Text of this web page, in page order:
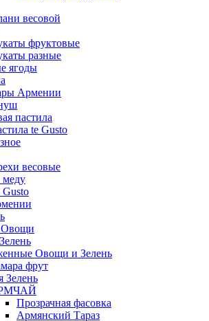
весовой
фруктовые
разные
ягоды
Армении
пастила
te Gusto
весовые
Gusto
Овощи и Зелень
фрут
Зелень
Прозрачная фасовка
Армянский Тараз